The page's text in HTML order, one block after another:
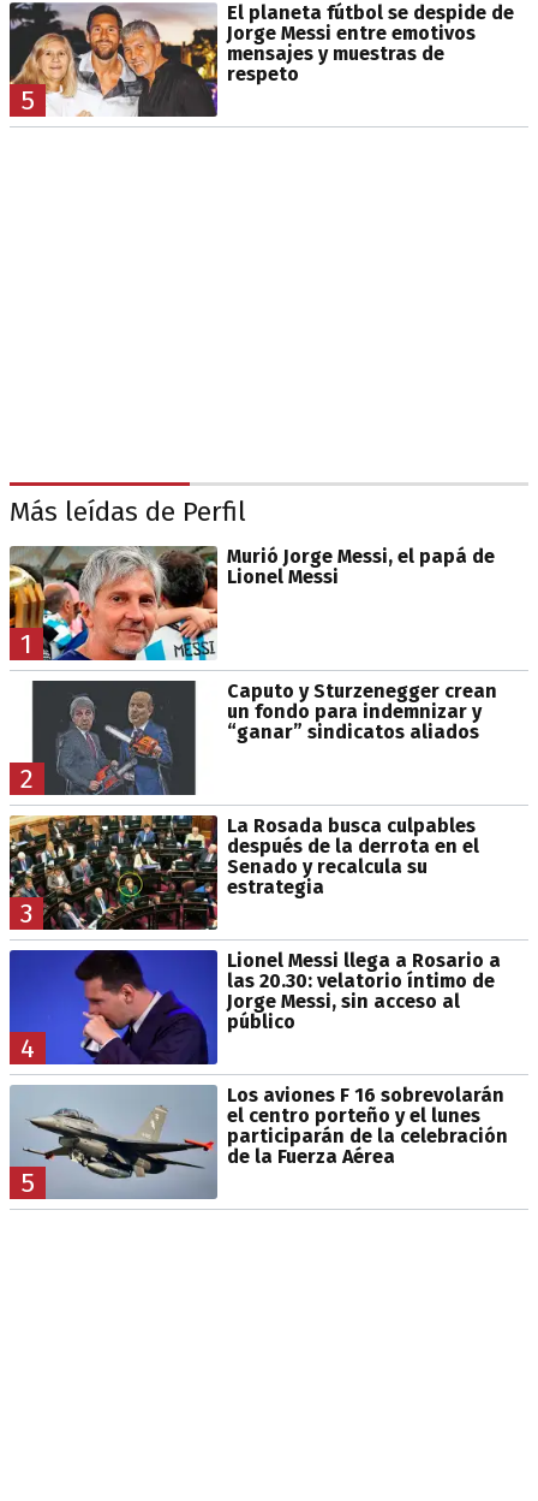
5
El planeta fútbol se despide de
Jorge Messi entre emotivos
mensajes y muestras de
respeto
Más leídas de Perfil
1
Murió Jorge Messi, el papá de
Lionel Messi
2
Caputo y Sturzenegger crean
un fondo para indemnizar y
“ganar” sindicatos aliados
3
La Rosada busca culpables
después de la derrota en el
Senado y recalcula su
estrategia
4
Lionel Messi llega a Rosario a
las 20.30: velatorio íntimo de
Jorge Messi, sin acceso al
público
5
Los aviones F 16 sobrevolarán
el centro porteño y el lunes
participarán de la celebración
de la Fuerza Aérea